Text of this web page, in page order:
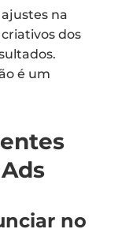
na
dos
é um
no